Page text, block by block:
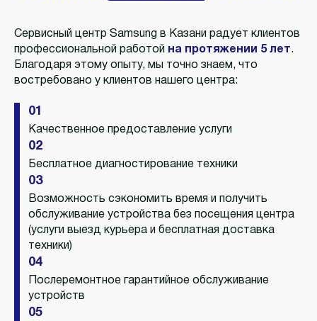
Сервисный центр Samsung в Казани радует клиентов
профессиональной работой
на протяжении 5 лет.
Благодаря этому опыту, мы точно знаем, что
востребовано у клиентов нашего центра:
01
Качественное предоставление услуги
02
Бесплатное диагностирование техники
03
Возможность сэкономить время и получить
обслуживание устройства без посещения центра
(услуги выезд курьера и бесплатная доставка
техники)
04
Послеремонтное гарантийное обслуживание
устройств
05